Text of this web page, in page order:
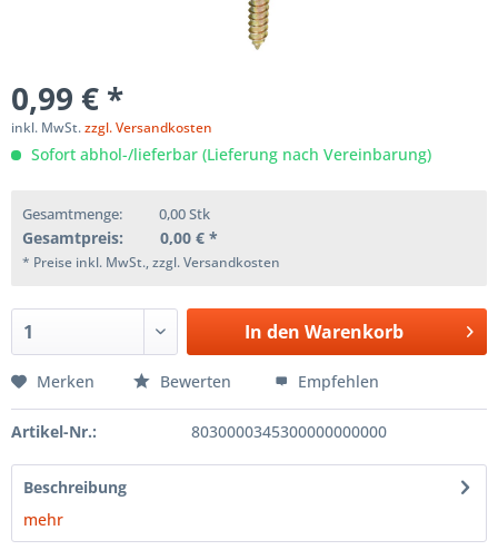
0,99 € *
inkl. MwSt.zzgl. Versandkosten
Sofort abhol-/lieferbar (Lieferung nach Vereinbarung)
Gesamtmenge: 0,00Stk
Gesamtpreis: 0,00 € *
* Preise inkl. MwSt., zzgl. Versandkosten
In den Warenkorb
Merken Bewerten Empfehlen
Artikel-Nr.: 8030000345300000000000
Beschreibung
mehr